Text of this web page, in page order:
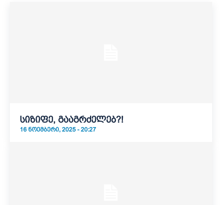
სიზიფე, გააგრძელებ?!
16 ᲜᲝᲔᲛᲑᲔᲠᲘ, 2025 - 20:27